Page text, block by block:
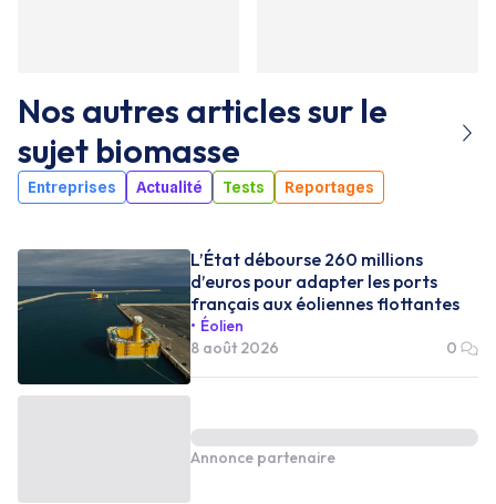
Nos autres articles sur le
sujet biomasse
Entreprises Actualité Tests Reportages
L’État débourse 260 millions
d’euros pour adapter les ports
français aux éoliennes flottantes
Éolien
8 août 2026
0
Annonce partenaire